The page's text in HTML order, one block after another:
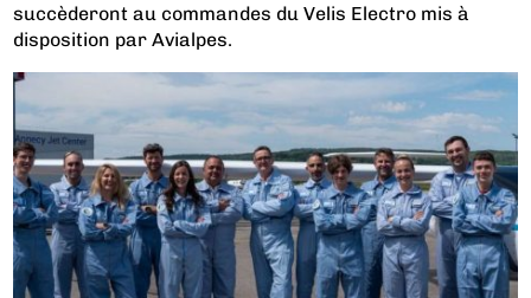
succèderont au commandes du Velis Electro mis à
disposition par Avialpes.